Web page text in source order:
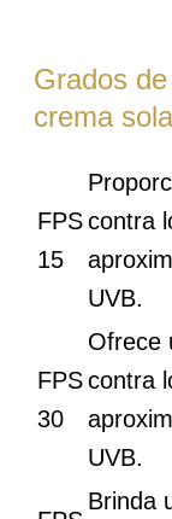
Grados
crema
FPS
15
contra
UVB.
FPS
30
Ofrece
contra
UVB.
Brinda